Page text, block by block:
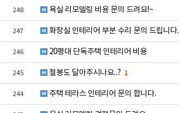
248 욕실 리모델링 비용 문의 드려요!~
247 화장실 인테리어 부분 수리 문의 드립니다.
246 20평대 단독주택 인테리어 비용
245 철봉도 달아주시나요..? 1
244 주택 테라스 인테리어 문의 합니다.